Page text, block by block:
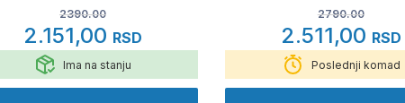
2390.00
2.151,00 RSD
Ima na stanju
2790.00
2.511,00 RSD
Poslednji komad